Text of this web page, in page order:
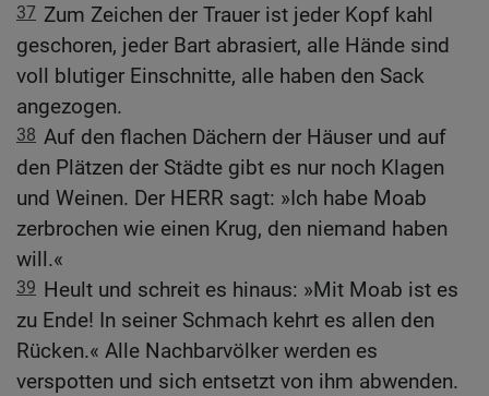
37 Zum Zeichen der Trauer ist jeder Kopf kahl
geschoren, jeder Bart abrasiert, alle Hände sind
voll blutiger Einschnitte, alle haben den Sack
angezogen.
38 Auf den flachen Dächern der Häuser und auf
den Plätzen der Städte gibt es nur noch Klagen
und Weinen. Der HERR sagt: »Ich habe Moab
zerbrochen wie einen Krug, den niemand haben
will.«
39 Heult und schreit es hinaus: »Mit Moab ist es
zu Ende! In seiner Schmach kehrt es allen den
Rücken.« Alle Nachbarvölker werden es
verspotten und sich entsetzt von ihm abwenden.